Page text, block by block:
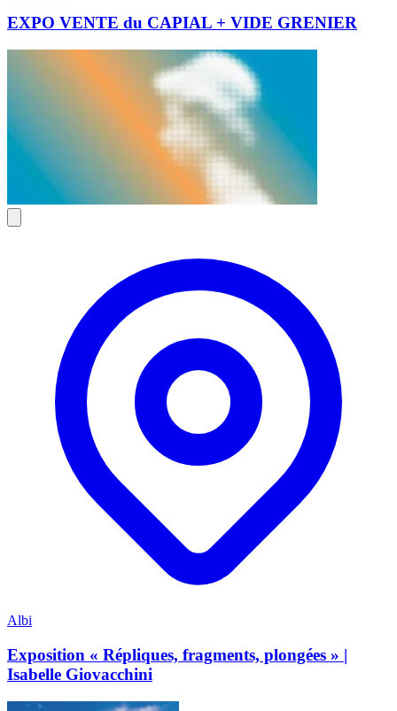
EXPO VENTE du CAPIAL + VIDE GRENIER
Albi
Exposition « Répliques, fragments, plongées » |
Isabelle Giovacchini